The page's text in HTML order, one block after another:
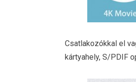
Csatlakozókkal el
kártyahely, S/PDIF